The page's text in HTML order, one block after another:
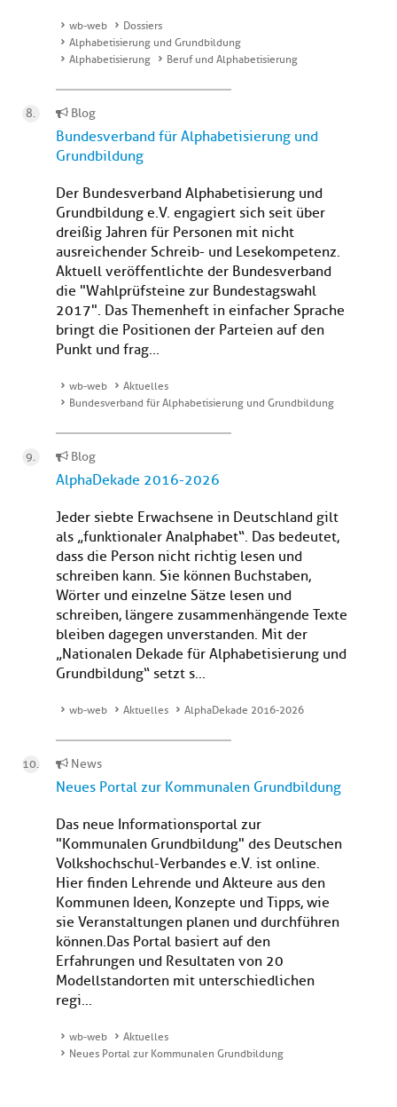
wb-web
Dossiers
Alphabetisierung und Grundbildung
Alphabetisierung
Beruf und Alphabetisierung
Blog
Bundesverband für Alphabetisierung und
Grundbildung
Der Bundesverband Alphabetisierung und
Grundbildung e.V. engagiert sich seit über
dreißig Jahren für Personen mit nicht
ausreichender Schreib- und Lesekompetenz.
Aktuell veröffentlichte der Bundesverband
die "Wahlprüfsteine zur Bundestagswahl
2017". Das Themenheft in einfacher Sprache
bringt die Positionen der Parteien auf den
Punkt und frag...
wb-web
Aktuelles
Bundesverband für Alphabetisierung und Grundbildung
Blog
AlphaDekade 2016-2026
Jeder siebte Erwachsene in Deutschland gilt
als „funktionaler Analphabet“. Das bedeutet,
dass die Person nicht richtig lesen und
schreiben kann. Sie können Buchstaben,
Wörter und einzelne Sätze lesen und
schreiben, längere zusammenhängende Texte
bleiben dagegen unverstanden. Mit der
„Nationalen Dekade für Alphabetisierung und
Grundbildung“ setzt s...
wb-web Aktuelles AlphaDekade 2016-2026
News
Neues Portal zur Kommunalen Grundbildung
Das neue Informationsportal zur
"Kommunalen Grundbildung" des Deutschen
Volkshochschul-Verbandes e.V. ist online.
Hier finden Lehrende und Akteure aus den
Kommunen Ideen, Konzepte und Tipps, wie
sie Veranstaltungen planen und durchführen
können.Das Portal basiert auf den
Erfahrungen und Resultaten von 20
Modellstandorten mit unterschiedlichen
regi...
wb-web
Aktuelles
Neues Portal zur Kommunalen Grundbildung